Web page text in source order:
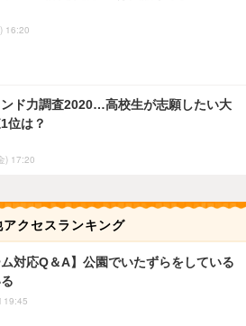
16:20
ド力調査2020…高校生が志願したい大
位は？
) 17:20
アクセスランキング
ム対応Q＆A】公園でいたずらをしている
19:45